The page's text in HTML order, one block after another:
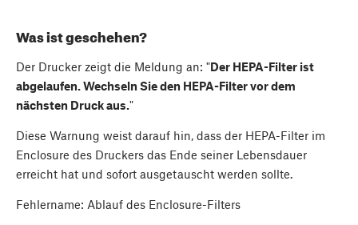
Was ist geschehen?
Der Drucker zeigt die Meldung an: "Der HEPA-Filter ist
abgelaufen. Wechseln Sie den HEPA-Filter vor dem
nächsten Druck aus."
Diese Warnung weist darauf hin, dass der HEPA-Filter im
Enclosure des Druckers das Ende seiner Lebensdauer
erreicht hat und sofort ausgetauscht werden sollte.
Fehlername: Ablauf des Enclosure-Filters